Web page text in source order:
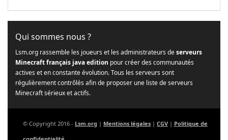
Qui sommes nous ?
Lsm.org rassemble les joueurs et les administrateurs deserveurs
Minecraft français java edition pour créer des communautés
actives et en constante évolution. Tous les serveurs sont
régulièrement contrôlés afin de proposer une liste de serveurs
Minecraft sérieux et actifs.
© Copyright 2016 - Lsm.org | Mentions légales | CGV | Politique de